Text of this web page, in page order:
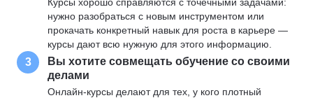
нужно разобраться с новым инструментом или
прокачать конкретный навык для роста в карьере —
курсы дают всю нужную для этого информацию.
3
Вы хотите совмещать обучение со своими
делами
Онлайн-курсы делают для тех, у кого плотный